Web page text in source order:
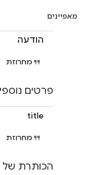
מאפיינים
הודעה
מחרוזת
פרטים
title
מחרוזת
הכותרת